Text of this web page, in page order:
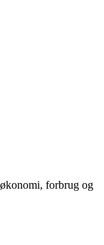
forbrug og